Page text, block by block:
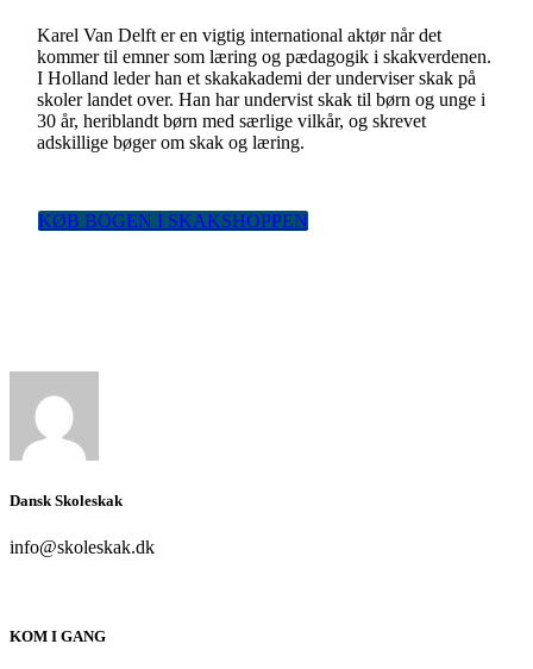
Karel Van Delft er en vigtig international aktør når det
kommer til emner som læring og pædagogik i skakverdenen.
I Holland leder han et skakakademi der underviser skak på
skoler landet over. Han har undervist skak til børn og unge i
30 år, heriblandt børn med særlige vilkår, og skrevet
adskillige bøger om skak og læring.
KØB BOGEN I SKAKSHOPPEN
Dansk Skoleskak
info@skoleskak.dk
KOM I GANG